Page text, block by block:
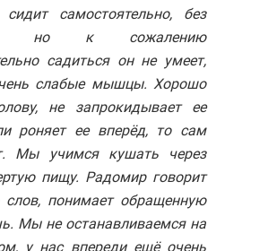
сидит самостоятельно, без
но к сожалению
садиться он не умеет,
слабые мышцы. Хорошо
не запрокидывает ее
роняет ее вперёд, то сам
Мы учимся кушать через
пищу. Радомир говорит
слов, понимает обращенную
Мы не останавливаемся на
у нас впереди ещё очень